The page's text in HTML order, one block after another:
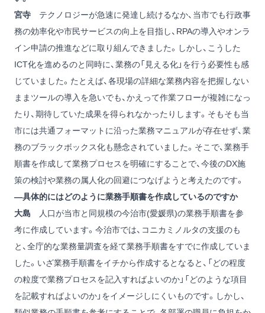
宮寺 テクノロジーが急速に発達し続けるなか、当市でも行政事
務の効率化や市民サービスの向上を目指し、RPAの導入やオンラ
イン申請の推進などに取り組んできました。しかし、こうした
ICT化を進めるのと同時に、業務の「見える化」を行う必要性も感
じていました。たとえば、各現場の詳細な業務内容を把握しない
ままツールの導入を急いでも、かえって作業フローが複雑になっ
たり、期待していた成果を得られなかったりします。そもそも当
市には共通フォーマットに沿った業務マニュアルが存在せず、業
務のブラックボックス化も懸念されていました。そこで、業務手
順書を作成して業務プロセスを明確にすることで、今後のDX施
策の検討や業務の属人化の回避につなげようと考えたのです。
―具体的にはどのように業務手順書を作成しているのですか
大島 人口が当市と同規模の今治市(愛媛県)の業務手順書を参
考に作成しています。今治市では、コニカミノルタの支援のも
と、全庁的な業務量調査を経て業務手順書をすでに作成していま
した。いざ業務手順書をイチから作成するとなると、「どの程度
の粒度で業務プロセスを記入すればよいのか」「どのような項目
を記載すればよいのか」をイメージしにくいものです。しかし、